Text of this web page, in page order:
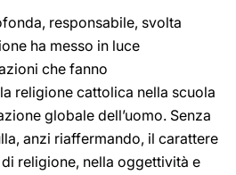
responsabile, svolta
ha messo in luce
che fanno
religione cattolica nella scuola
globale dell’uomo. Senza
anzi riaffermando, il carattere
religione, nella oggettività e